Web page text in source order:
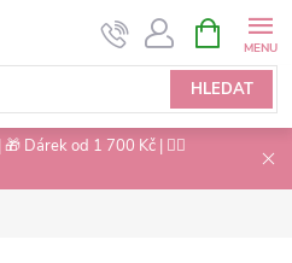
HLEDAT
NÁKUPNÍ
KOŠÍK
Dárek od 1 700 Kč | 💇‍♀️